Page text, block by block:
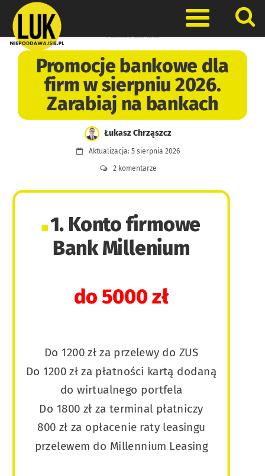
content
Otwórz
Finanse dla firm
Promocje bankowe dla
firm w sierpniu 2026.
Zarabiaj na bankach
Aktualizacja: 5 sierpnia 2026
Łukasz Chrząszcz
2 komentarze
1. Konto firmowe
Bank Millenium
do 5000 zł
Do 1200 zł za przelewy do ZUS
Do 1200 zł za płatności kartą dodaną
do wirtualnego portfela
Do 1800 zł za terminal płatniczy
800 zł za opłacenie raty leasingu
przelewem do Millennium Leasing